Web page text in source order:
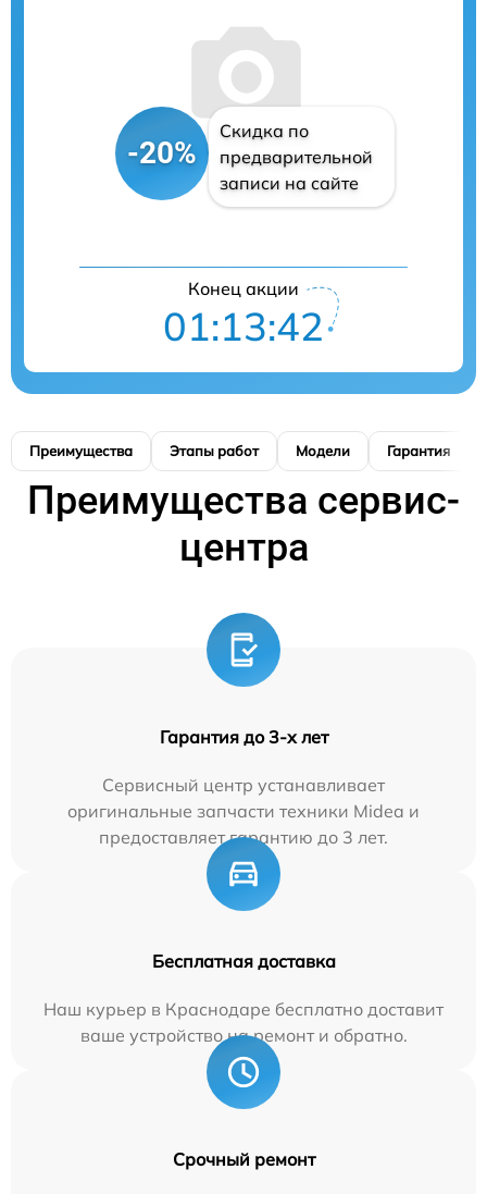
-20%
Скидка по
предварительной
записи на сайте
Конец акции
01:13:42
Преимущества Этапы работ Модели Гарантия
Преимущества сервис-
центра
Гарантия до 3-х лет
Сервисный центр устанавливает
оригинальные запчасти техники Midea и
предоставляет гарантию до 3 лет.
Бесплатная доставка
Наш курьер в Краснодаре бесплатно доставит
ваше устройство на ремонт и обратно.
Срочный ремонт